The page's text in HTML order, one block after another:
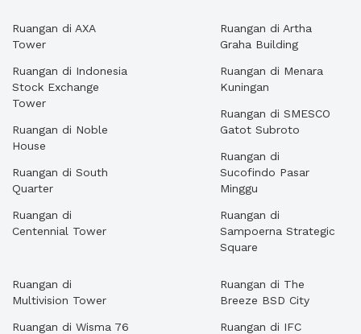
Ruangan di AXA
Tower
Ruangan di Indonesia
Stock Exchange
Tower
Ruangan di Noble
House
Ruangan di South
Quarter
Ruangan di
Centennial Tower
Ruangan di Artha
Graha Building
Ruangan di Menara
Kuningan
Ruangan di SMESCO
Gatot Subroto
Ruangan di
Sucofindo Pasar
Minggu
Ruangan di
Sampoerna Strategic
Square
Ruangan di
Multivision Tower
Ruangan di Wisma 76
Ruangan di The
Breeze BSD City
Ruangan di IFC